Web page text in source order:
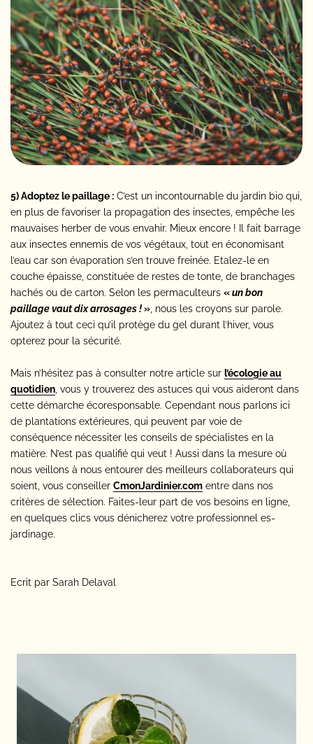
5) Adoptez le paillage : C’est un incontournable du jardin bio qui,
en plus de favoriser la propagation des insectes, empêche les
mauvaises herber de vous envahir. Mieux encore ! Il fait barrage
aux insectes ennemis de vos végétaux, tout en économisant
l’eau car son évaporation s’en trouve freinée. Etalez-le en
couche épaisse, constituée de restes de tonte, de branchages
hachés ou de carton. Selon les permaculteurs «un bon
paillage vaut dix arrosages !», nous les croyons sur parole.
Ajoutez à tout ceci qu’il protège du gel durant l’hiver, vous
opterez pour la sécurité.
Mais n’hésitez pas à consulter notre article sur l’écologie au
quotidien , vous y trouverez des astuces qui vous aideront dans
cette démarche écoresponsable. Cependant nous parlons ici
de plantations extérieures, qui peuvent par voie de
conséquence nécessiter les conseils de spécialistes en la
matière. N’est pas qualifié qui veut ! Aussi dans la mesure où
nous veillons à nous entourer des meilleurs collaborateurs qui
soient, vous conseiller CmonJardinier.com entre dans nos
critères de sélection. Faites-leur part de vos besoins en ligne,
en quelques clics vous dénicherez votre professionnel es-
jardinage.
Ecrit par Sarah Delaval